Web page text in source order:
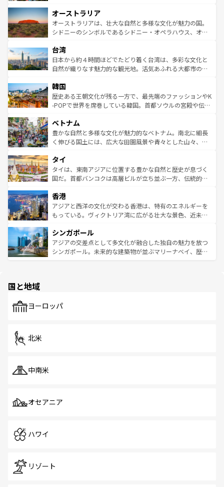
部のニューオーリンズでは、音楽と美食が融合した独特の
文化が魅力。旅行者はアメリカの各地域で異なる魅力を楽
しみながら、その多様性と豊かな歴史を感じることができ
ならではの贅沢な旅のスタイルだ。 なお、新着のアメリカ
情報はコンテンツ一覧を参照してほしい。
ワイ島は見逃せない。また、定番の観光地といえばオアフ
島だが、静かな自然を求めるならマウイ島やカウアイ島が
おすすめ。エメラルドグリーンに輝く海をはじめ、豊かな
れるおもてなしの心で訪れる人々を迎えてくれるハワイの
人々、おいしいローカルフードやハワイアンミュージッ
ク、伝統的なフラダンスなど、すべてがハワイの魅力を彩
ワイを、存分に味わってほしい。 なお、新着のハワイ情報
はコンテンツ一覧を参照してほしい。
オーストラリア
オーストラリアは、壮大な自然と多様な文化が魅力の国。
シドニーのシンボルであるシドニー・オペラハウス、オー
リアリーフや大陸中央部にそびえるウルル（エアーズロッ
ク）、タスマニアの美しい原生林やケアンズの熱帯雨林な
ど、見どころがたくさん。また、カフェやワイン、オージ
いる。アクティビティも充実しており、サーフィンやダイ
ビング、ハイキングなど、アウトドア好きにはたまらな
い。オーストラリアの多彩な魅力を存分に味わいつくそ
参照してほしい。
台湾
日本から約４時間ほどでたどり着く台湾は、多彩な文化と
自然が織りなす魅力的な観光地。活気あふれる大都市の台
ン）、静ひつな山岳地帯である台湾東部など、都市の喧騒
と山間の静けさが共存しており、訪れる人に新しい発見と
驚きをもたらしてくれる。また、奥深い台湾の食文化も魅
容にもいいと評判のスイーツなど、バラエティ豊かな料理
が味わえる。 なお、新着の台湾情報は コンテンツ一覧を参
照してほしい。
韓国
歴史ある王朝文化が残る一方で、最先端のファッションやK
-POPで世界を席巻している韓国。首都ソウルの宮殿や伝統
き、地方に足を延ばせば四季折々の自然美を楽しむことが
できる。そして、キムチや焼肉、絶品のストリートフード
まで、さまざまな韓国料理が待っている。夜には、韓国な
リティに包まれながら、韓国の多彩な魅力を心ゆくまで味
わってみてほしい。 なお、新着の韓国情報はコンテンツ一
覧を参照してほしい。
ベトナム
豊かな自然と多様な文化が魅力的なベトナム。南北に細長
く伸びる国土には、広大な田園風景や青々とした山々、世
急速な発展と共に伝統が息づく。ハノイの古い町並みやホ
ーチミン市のフランス統治時代の建物も、独特の雰囲気を
醸し出している。また、バラエティの豊かさとおいしさで
とつ。フォーやバインミー、ベトナムコーヒーなどは、ぜ
ひ現地で味わいたい。どの地域を訪れてもあたたかい人々
が旅行者を迎えてくれるので、きっと忘れられない旅にな
参照してほしい。
タイ
タイは、東南アジアに位置する豊かな自然と歴史が息づく
国だ。首都バンコクは高層ビルが立ち並ぶ一方、伝統的な
の活気が交差している。北部ではチェンマイなどの山岳地
帯で自然と触れ合い、南部ではプーケットやクラビの美し
いビーチでリゾート気分を楽しむことができる。タイ料理
激する。気候は一年中温暖で、どの季節にも異なる楽しみ
が待っている。親しみやすいタイの人々、仏教を中心とし
た文化、そして多様な観光資源が、訪れる旅人を魅了し続
香港
アジアと西洋の文化が交わる香港は、特有のエネルギーを
もっている。ヴィクトリア湾に広がる壮大な景色、近未来
み、どこを訪れても感動するはず。観光スポットが密集し
ており、効率よく見どころを回れるのも魅力。息をのむよ
うな絶景から文化的な体験まで、香港を存分に楽しみ尽く
シンガポール
アジアの交差点として多文化が融合した独自の魅力を放つ
シンガポール。未来的な建築物が並ぶマリーナベイ、歴史
で、ホーカーズは地元の風情を楽しめる外せないスポット
国と地域
ヨーロッパ
北米
中南米
オセアニア
ハワイ
リゾート